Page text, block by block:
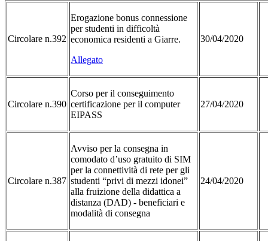
Circolare n.392
Erogazione bonus connessione
per studenti in difficoltà
economica residenti a Giarre.
Allegato
30/04/2020
Circolare n.390
Corso per il conseguimento
certificazione per il computer
EIPASS
27/04/2020
Circolare n.387
Avviso per la consegna in
comodato d’uso gratuito di SIM
per la connettività di rete per gli
studenti “privi di mezzi idonei”
alla fruizione della didattica a
distanza (DAD) - beneficiari e
modalità di consegna
24/04/2020